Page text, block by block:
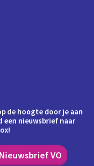
de hoogte door je aan
een nieuwsbrief naar
Nieuwsbrief VO